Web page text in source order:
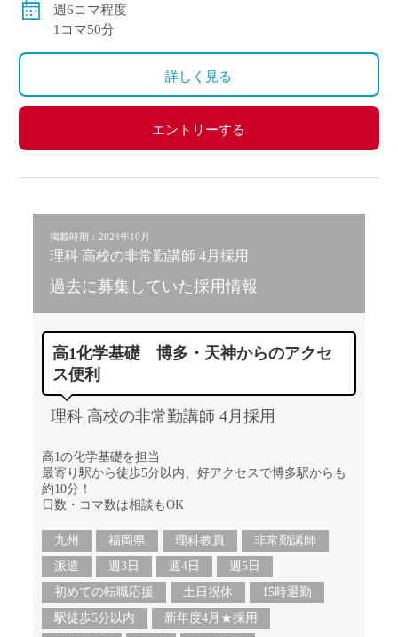
週6コマ程度
1コマ50分
詳しく見る
エントリーする
掲載時期：2024年10月
理科 高校の非常勤講師 4月採用
過去に募集していた採用情報
高1化学基礎 博多・天神からのアクセ
ス便利
理科 高校の非常勤講師 4月採用
高1の化学基礎を担当
最寄り駅から徒歩5分以内、好アクセスで博多駅からも
約10分！
日数・コマ数は相談もOK
九州 福岡県 理科教員
非常勤講師
派遣
週3日 週4日
週5日
初めての転職応援
土日祝休
15時退勤
駅徒歩5分以内
新年度4月★採用